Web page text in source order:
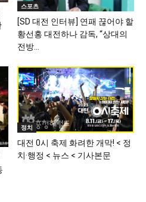
스포츠
[SD 대전 인터뷰] 연패 끊어야 할
황선홍 대전하나 감독, “상대의
전방...
정치
대전 0시 축제 화려한 개막! < 정
치·행정 < 뉴스 < 기사본문